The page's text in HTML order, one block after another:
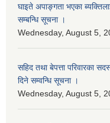
घाइते अपाङ्गता भएका
सम्बन्धि सूचना ।
Wednesday, August 5,
सहिद तथा बेपत्ता परिवारका
दिने सम्वन्धि सूचना ।
Wednesday, August 5,